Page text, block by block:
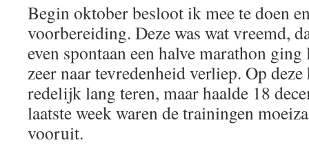
Begin oktober besloot ik mee te doen
voorbereiding. Deze was wat vreemd,
even spontaan een halve marathon
zeer naar tevredenheid verliep. Op
redelijk lang teren, maar haalde 18
laatste week waren de trainingen
vooruit.